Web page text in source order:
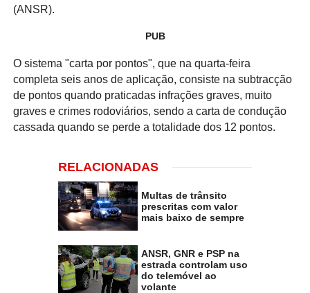
(ANSR).
PUB
O sistema "carta por pontos", que na quarta-feira
completa seis anos de aplicação, consiste na subtracção
de pontos quando praticadas infrações graves, muito
graves e crimes rodoviários, sendo a carta de condução
cassada quando se perde a totalidade dos 12 pontos.
RELACIONADAS
Multas de trânsito
prescritas com valor
mais baixo de sempre
ANSR, GNR e PSP na
estrada controlam uso
do telemóvel ao
volante